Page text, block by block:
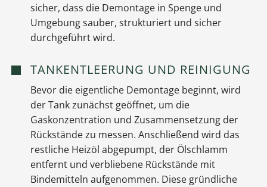
sicher, dass die Demontage in Spenge und
Umgebung sauber, strukturiert und sicher
durchgeführt wird.
TANKENTLEERUNG UND REINIGUNG
Bevor die eigentliche Demontage beginnt, wird
der Tank zunächst geöffnet, um die
Gaskonzentration und Zusammensetzung der
Rückstände zu messen. Anschließend wird das
restliche Heizöl abgepumpt, der Ölschlamm
entfernt und verbliebene Rückstände mit
Bindemitteln aufgenommen. Diese gründliche